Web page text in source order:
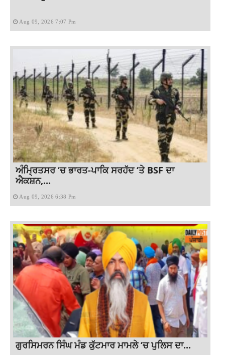
Aug 09, 2026 7:07 Pm
ਅੰਮ੍ਰਿਤਸਰ ‘ਚ ਭਾਰਤ-ਪਾਕਿ ਸਰਹੱਦ ‘ਤੇ BSF ਦਾ
ਐਕਸ਼ਨ,...
Aug 09, 2026 6:38 Pm
ਗੁਰਸਿਮਰਨ ਸਿੰਘ ਮੰਡ ਕੁੱਟਮਾਰ ਮਾਮਲੇ ‘ਚ ਪੁਲਿਸ ਦਾ...